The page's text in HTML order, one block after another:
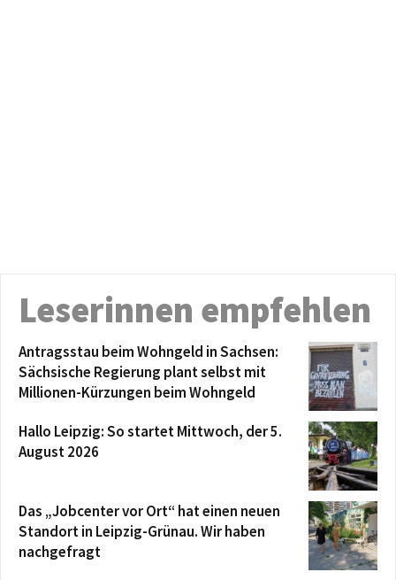
Leserinnen empfehlen
Antragsstau beim Wohngeld in Sachsen:
Sächsische Regierung plant selbst mit
Millionen-Kürzungen beim Wohngeld
Hallo Leipzig: So startet Mittwoch, der 5.
August 2026
Das „Jobcenter vor Ort“ hat einen neuen
Standort in Leipzig-Grünau. Wir haben
nachgefragt